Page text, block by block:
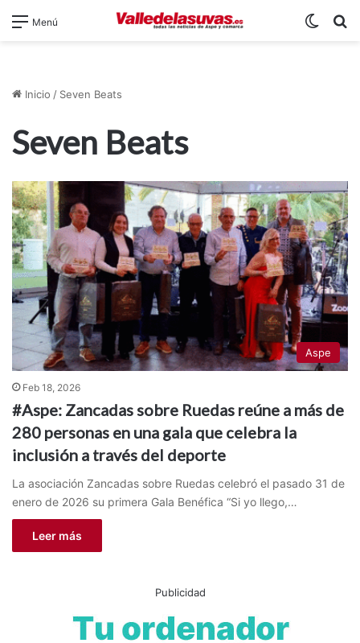
Menú
Inicio / Seven Beats
Seven Beats
Aspe
Feb 18, 2026
#Aspe: Zancadas sobre Ruedas reúne a más de
280 personas en una gala que celebra la
inclusión a través del deporte
La asociación Zancadas sobre Ruedas celebró el pasado 31 de
enero de 2026 su primera Gala Benéfica “Si yo llego,…
Leer más
Publicidad